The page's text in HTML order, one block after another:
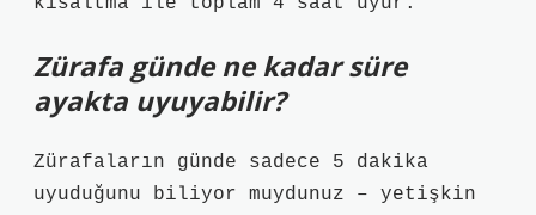
Zürafa günde ne kadar süre
ayakta uyuyabilir?
Zürafaların günde sadece 5 dakika
uyuduğunu biliyor muydunuz – yetişkin